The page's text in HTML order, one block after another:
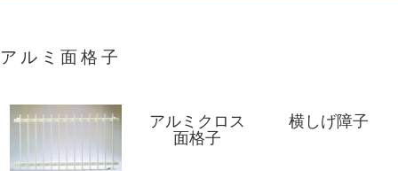
アルミ面格子
アルミクロス
面格子
横しげ障子